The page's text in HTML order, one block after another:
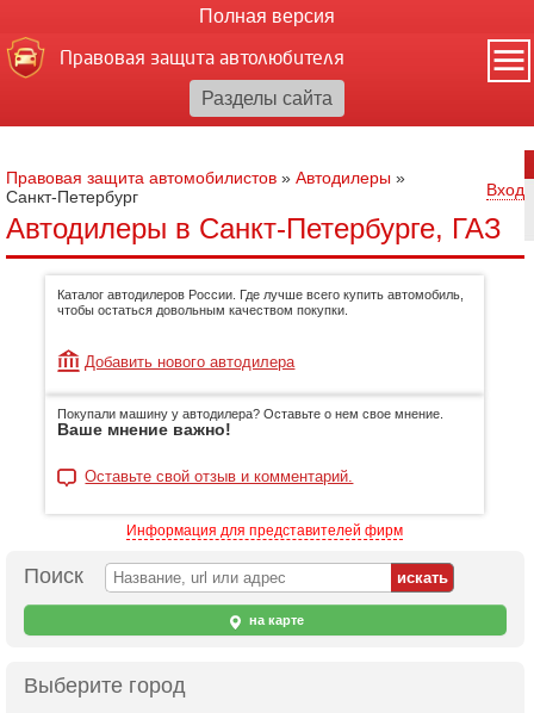
Полная версия
Правовая защита автолюбителя
Правовая защита автомобилистов » Автодилеры »
Санкт-Петербург
Вход
Автодилеры в Санкт-Петербурге, ГАЗ
Каталог автодилеров России. Где лучше всего купить автомобиль,
чтобы остаться довольным качеством покупки.
Добавить нового автодилера
Покупали машину у автодилера? Оставьте о нем свое мнение.
Ваше мнение важно!
Оставьте свой отзыв и комментарий.
Информация для представителей фирм
Поиск
на карте
Выберите город